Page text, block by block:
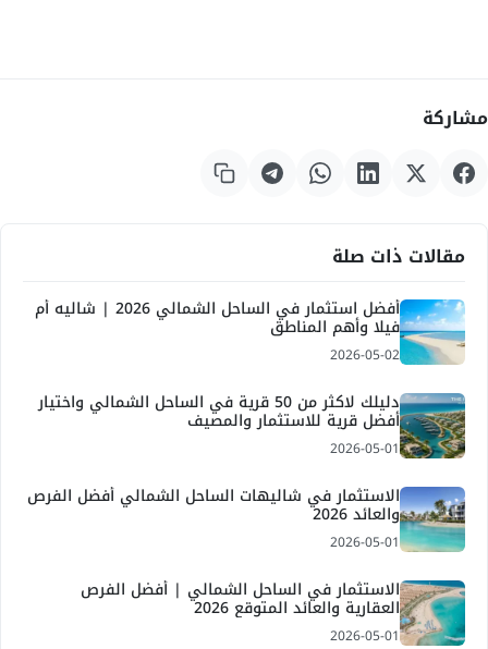
مشاركة
مقالات ذات صلة
أفضل استثمار في الساحل الشمالي 2026 | شاليه أم
فيلا وأهم المناطق
2026-05-02
دليلك لاكثر من 50 قرية في الساحل الشمالي واختيار
أفضل قرية للاستثمار والمصيف
2026-05-01
الاستثمار في شاليهات الساحل الشمالي أفضل الفرص
والعائد 2026
2026-05-01
الاستثمار في الساحل الشمالي | أفضل الفرص
العقارية والعائد المتوقع 2026
2026-05-01